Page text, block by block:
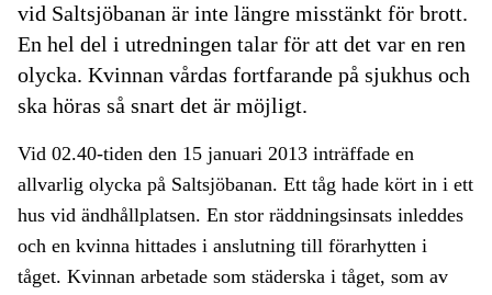
vid Saltsjöbanan är inte längre misstänkt för brott.
En hel del i utredningen talar för att det var en ren
olycka. Kvinnan vårdas fortfarande på sjukhus och
ska höras så snart det är möjligt.
Vid 02.40-tiden den 15 januari 2013 inträffade en
allvarlig olycka på Saltsjöbanan. Ett tåg hade kört in i ett
hus vid ändhållplatsen. En stor räddningsinsats inleddes
och en kvinna hittades i anslutning till förarhytten i
tåget. Kvinnan arbetade som städerska i tåget, som av